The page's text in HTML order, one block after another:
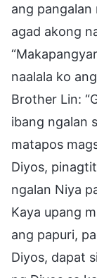
ang pangalan
agad akong
naalala ko
Brother Lin:
ibang ngalan
matapos
Diyos,
ngalan Niya
Kaya upang
ang papuri,
Diyos, dapat